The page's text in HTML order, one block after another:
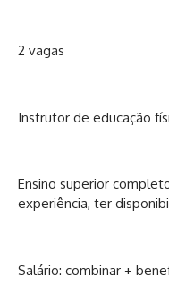
2 vagas
Instrutor de educação
Ensino superior
experiência, ter
Salário: combinar +